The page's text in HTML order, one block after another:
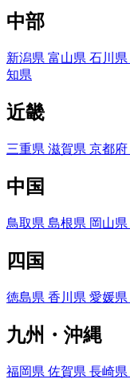
中部
新潟県 富山県 石川県
知県
近畿
三重県 滋賀県 京都府
中国
鳥取県 島根県 岡山県
四国
徳島県 香川県 愛媛県
九州・沖縄
福岡県 佐賀県 長崎県